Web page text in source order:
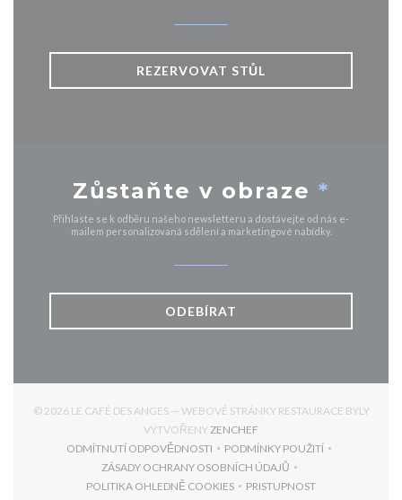
REZERVOVAT STŮL
Zůstaňte v obraze *
Přihlaste se k odběru našeho newsletteru a dostávejte od nás e-
mailem personalizovaná sdělení a marketingové nabídky.
ODEBÍRAT
© 2026 LE CAFÉ DES ANGES — WEBOVÉ STRÁNKY RESTAURACE BYLY
VYTVOŘENYZENCHEF
ODMÍTNUTÍ ODPOVĚDNOSTI
((OTEVŘE SE V NOVÉM OKNĚ))
PODMÍNKY POUŽITÍ
((OTEVŘE SE V NOVÉM
ZÁSADY OCHRANY OSOBNÍCH ÚDAJŮ
((OTEVŘE SE V NOVÉM OKNĚ))
POLITIKA OHLEDNĚ COOKIES
((OTEVŘE SE V NOVÉM OKNĚ))
PRISTUPNOST
((OTEVŘE SE V NOVÉM